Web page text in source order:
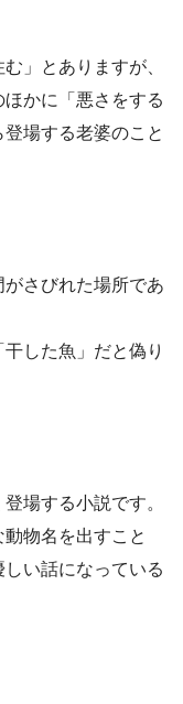
」とありますが、
ほかに「悪さをする
場する老婆のこと
さびれた場所であ
した魚」だと偽り
場する小説です。
物名を出すこと
い話になっている